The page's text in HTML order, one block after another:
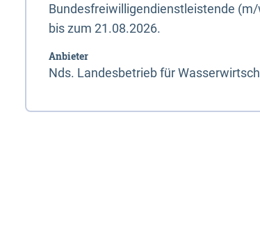
Bundesfreiwilligendienstleistende
bis zum 21.08.2026.
Anbieter
Nds. Landesbetrieb für